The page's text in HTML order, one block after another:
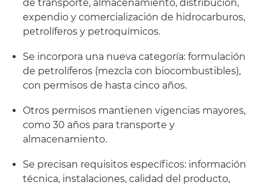
de transporte, almacenamiento, distribución,
expendio y comercialización de hidrocarburos,
petrolíferos y petroquímicos.
Se incorpora una nueva categoría: formulación
de petrolíferos (mezcla con biocombustibles),
con permisos de hasta cinco años.
Otros permisos mantienen vigencias mayores,
como 30 años para transporte y
almacenamiento.
Se precisan requisitos específicos: información
técnica, instalaciones, calidad del producto,